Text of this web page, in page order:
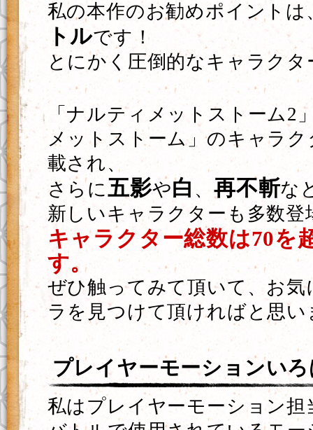
私の本作のお勧めポイントは
トルです！
とにかく圧倒的なキャラクタ
「ナルティメットストーム2
メットストーム」のキャラ
載され、
さらに五影や白 、 再不斬な
新しいキャラクターも多数登
キャラクター総数は70を
す。
ぜひ触ってみて頂いて、お気
ラを見つけて頂ければと思い
プレイヤーモーションい
私はプレイヤーモーション担